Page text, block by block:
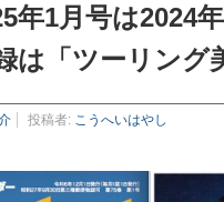
1月号は2024
「ツーリング
投稿者: こうへいはやし